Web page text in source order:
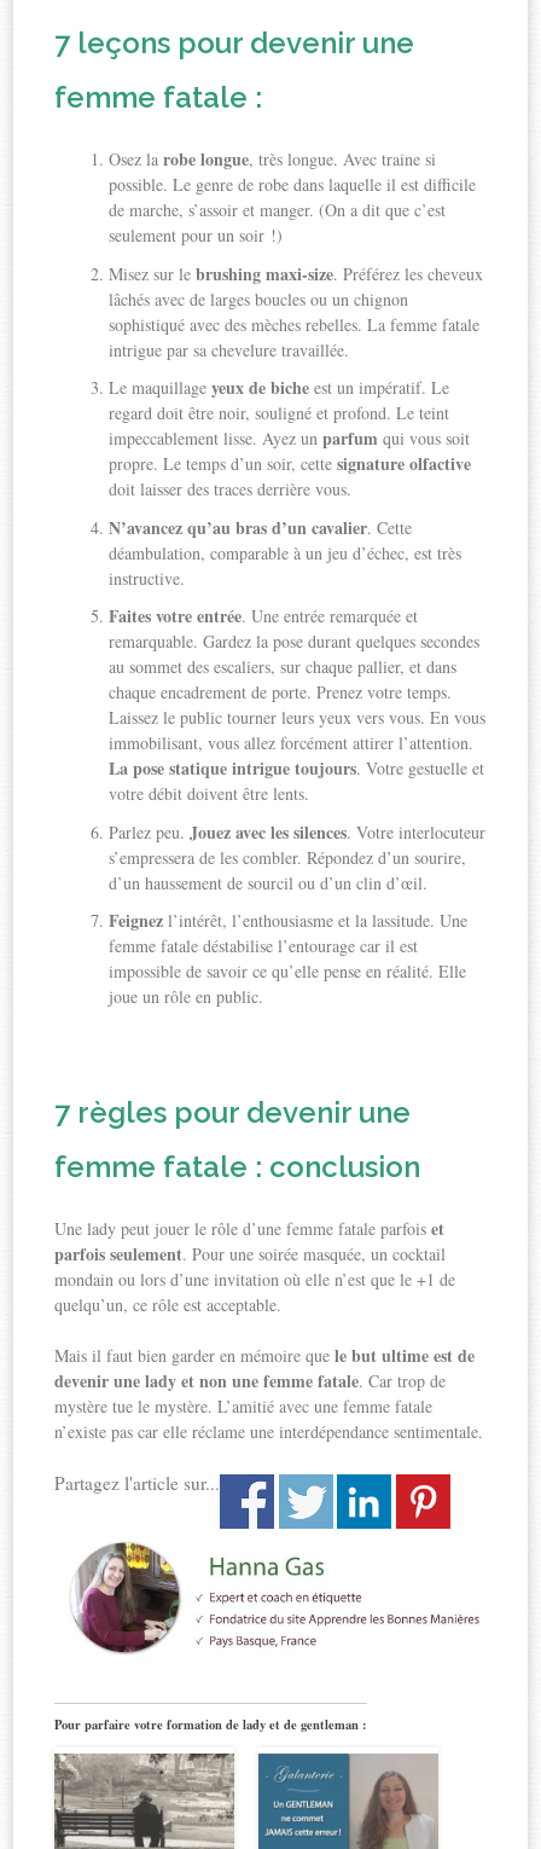
7 leçons pour devenir une
femme fatale :
Osez larobe longue, très longue. Avec traine si
possible. Le genre de robe dans laquelle il est difficile
de marche, s’assoir et manger. (On a dit que c’est
seulement pour un soir !)
Misez sur lebrushing maxi-size. Préférez les cheveux
lâchés avec de larges boucles ou un chignon
sophistiqué avec des mèches rebelles. La femme fatale
intrigue par sa chevelure travaillée.
Le maquillageyeux de biche est un impératif. Le
regard doit être noir, souligné et profond. Le teint
impeccablement lisse. Ayez unparfum qui vous soit
propre. Le temps d’un soir, cettesignature olfactive
doit laisser des traces derrière vous.
N’avancez qu’au bras d’un cavalier. Cette
déambulation, comparable à un jeu d’échec, est très
instructive.
Faites votre entrée. Une entrée remarquée et
remarquable. Gardez la pose durant quelques secondes
au sommet des escaliers, sur chaque pallier, et dans
chaque encadrement de porte. Prenez votre temps.
Laissez le public tourner leurs yeux vers vous. En vous
immobilisant, vous allez forcément attirer l’attention.
La pose statique intrigue toujours. Votre gestuelle et
votre débit doivent être lents.
Parlez peu.Jouez avec les silences. Votre interlocuteur
s’empressera de les combler. Répondez d’un sourire,
d’un haussement de sourcil ou d’un clin d’œil.
Feignez l’intérêt, l’enthousiasme et la lassitude. Une
femme fatale déstabilise l’entourage car il est
impossible de savoir ce qu’elle pense en réalité. Elle
joue un rôle en public.
7 règles pour devenir une
femme fatale : conclusion
Une lady peut jouer le rôle d’une femme fatale parfoiset
parfois seulement. Pour une soirée masquée, un cocktail
mondain ou lors d’une invitation où elle n’est que le +1 de
quelqu’un, ce rôle est acceptable.
Mais il faut bien garder en mémoire quele but ultime est de
devenir une lady et non une femme fatale. Car trop de
mystère tue le mystère. L’amitié avec une femme fatale
n’existe pas car elle réclame une interdépendance sentimentale.
Partagez l'article sur...
Pour parfaire votre formation de lady et de gentleman :